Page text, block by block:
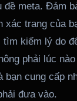
đề meta. Đảm
xác trang của
kiếm lý do
phải lúc
bạn cung cấp
đưa vào.